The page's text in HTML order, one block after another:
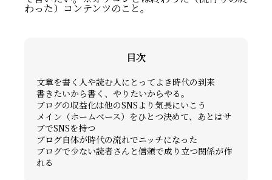
わった）コンテンツのこと。
目次
文章を書く人や読む人にとってよき時代の到来
書きたいから書く、やりたいからやる。
ブログの収益化は他のSNSより気長にいこう
メイン（ホームベース）をひとつ決めて、あとはサ
ブでSNSを持つ
ブログ自体が時代の流れでニッチになった
ブログで少ない読者さんと信頼で成り立つ関係が作
れる